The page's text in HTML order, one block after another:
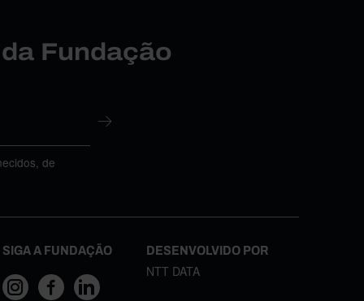
Fundação
de
SIGA A FUNDAÇÃO DESENVOLVIDO POR
NTT DATA